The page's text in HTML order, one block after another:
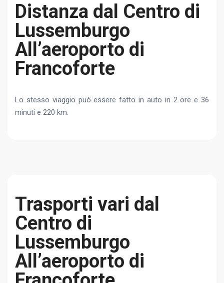
Distanza dal Centro di
Lussemburgo
All’aeroporto di
Francoforte
Lo stesso viaggio può essere fatto in auto in 2 ore e 36
minuti e 220 km.
Trasporti vari dal
Centro di
Lussemburgo
All’aeroporto di